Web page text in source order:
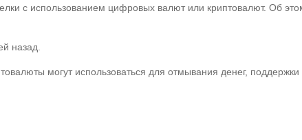
с использованием цифровых валют или криптовалют. Об
назад.
могут использоваться для отмывания денег,